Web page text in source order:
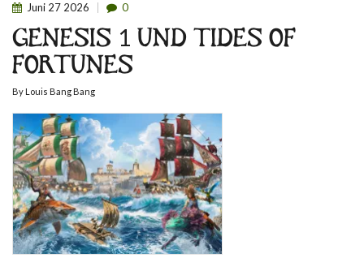
Juni 27 2026 0
GENESIS 1 UND TIDES OF
FORTUNES
By Louis Bang Bang